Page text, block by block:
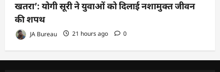
खतरा’: योगी सूरी ने युवाओं को दिलाई नशामुक्त जीवन
की शपथ
JA Bureau 21 hours ago 0